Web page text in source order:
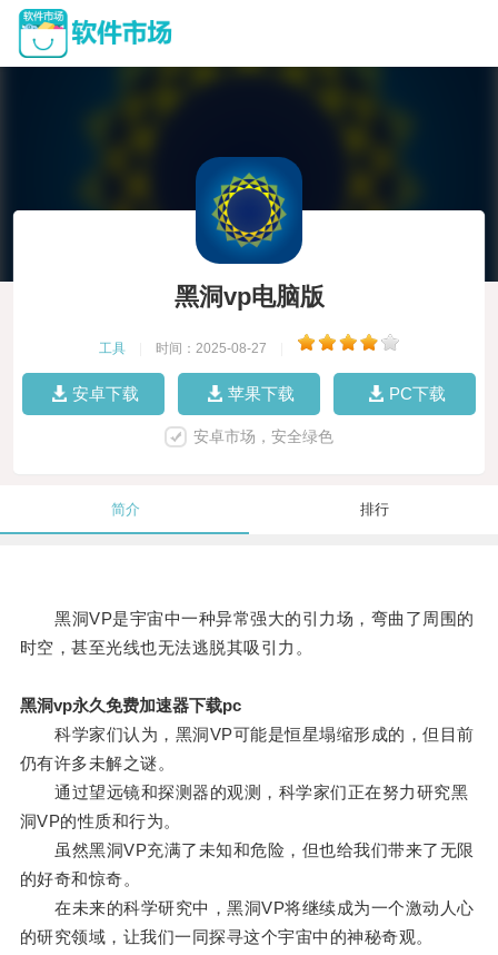
黑洞vp电脑版
工具 时间：2025-08-27
安卓下载 苹果下载 PC下载
安卓市场，安全绿色
简介 排行
黑洞VP是宇宙中一种异常强大的引力场，弯曲了周围的
时空，甚至光线也无法逃脱其吸引力。
黑洞vp永久免费加速器下载pc
科学家们认为，黑洞VP可能是恒星塌缩形成的，但目前
仍有许多未解之谜。
通过望远镜和探测器的观测，科学家们正在努力研究黑
洞VP的性质和行为。
虽然黑洞VP充满了未知和危险，但也给我们带来了无限
的好奇和惊奇。
在未来的科学研究中，黑洞VP将继续成为一个激动人心
的研究领域，让我们一同探寻这个宇宙中的神秘奇观。